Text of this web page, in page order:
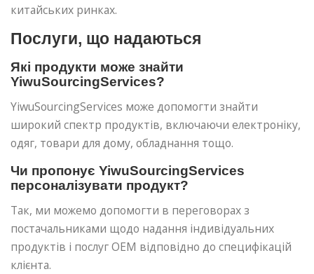
китайських ринках.
Послуги, що надаються
Які продукти може знайти
YiwuSourcingServices?
YiwuSourcingServices може допомогти знайти
широкий спектр продуктів, включаючи електроніку,
одяг, товари для дому, обладнання тощо.
Чи пропонує YiwuSourcingServices
персоналізувати продукт?
Так, ми можемо допомогти в переговорах з
постачальниками щодо надання індивідуальних
продуктів і послуг OEM відповідно до специфікацій
клієнта.